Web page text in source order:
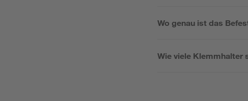
Wo genau ist das
Wie viele Klemmhalter